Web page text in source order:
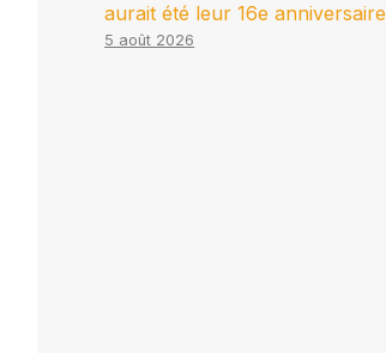
aurait été leur 16e anniversaire
5 août 2026